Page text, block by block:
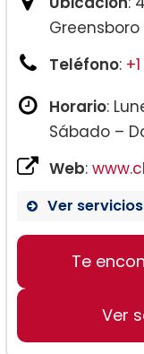
Greensboro
Teléfono:
Horario:
Sábado –
Web:
Ver
Te
Ver